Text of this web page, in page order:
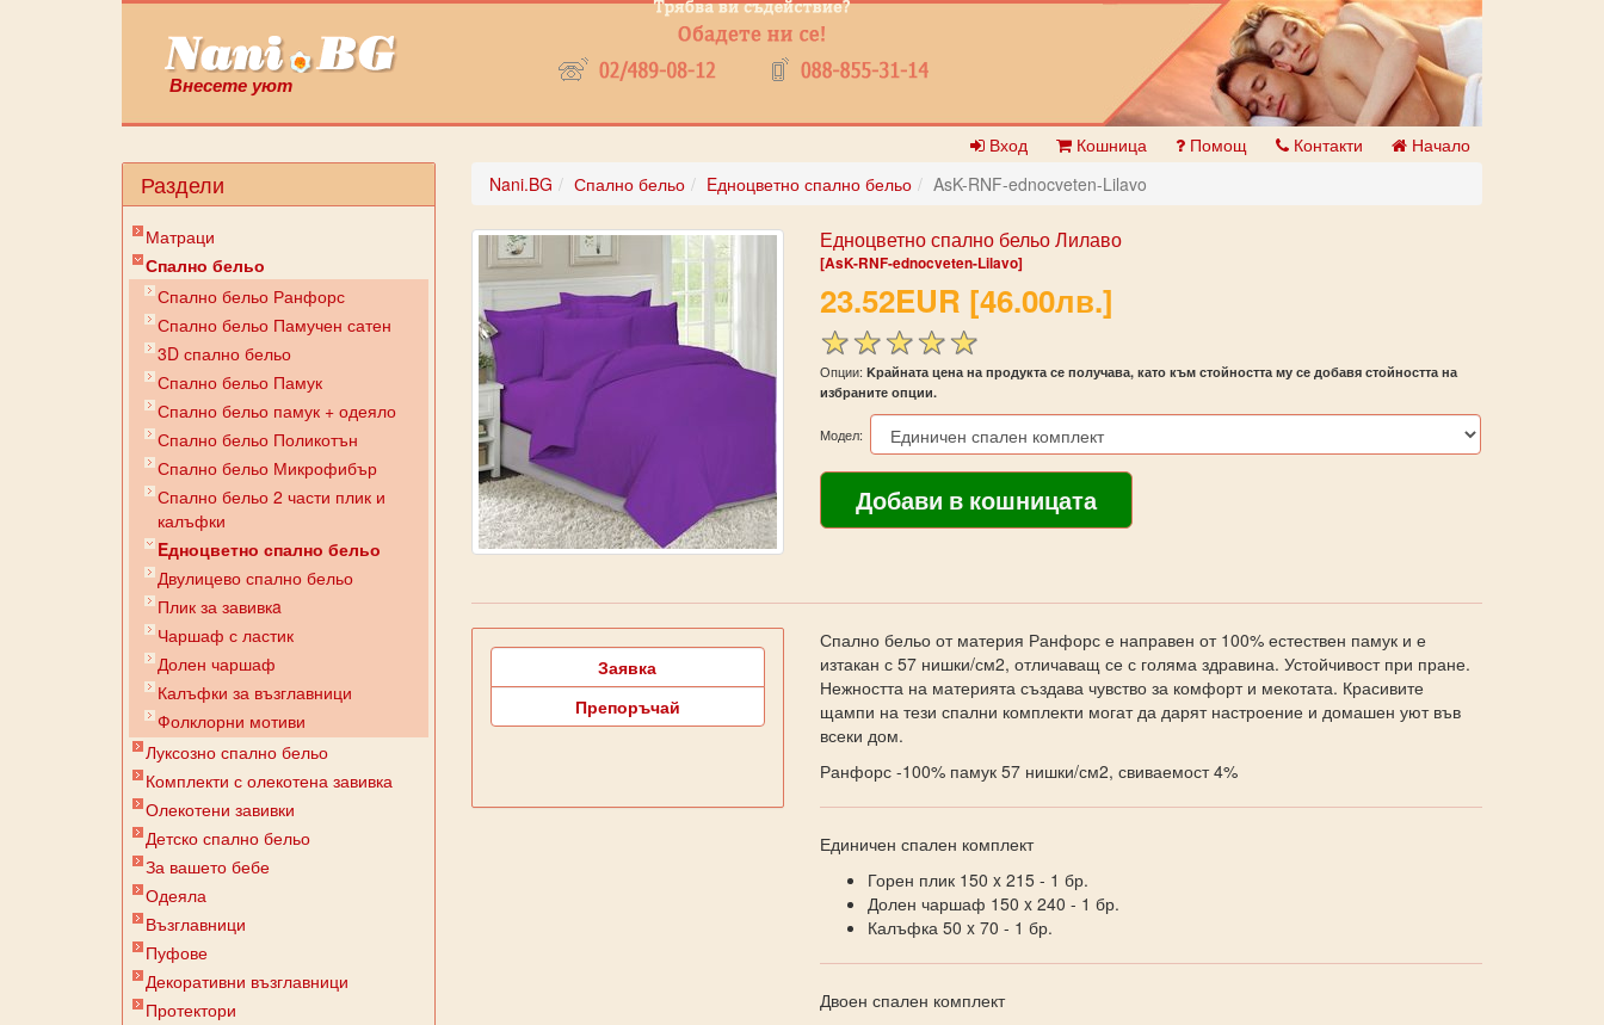
Внесете уют
Вход Кошница Помощ Контакти Начало
Раздели
Матраци
Спално бельо
Спално бельо Ранфорс
Спално бельо Памучен сатен
3D спално бельо
Спално бельо Памук
Спално бельо памук + одеяло
Спално бельо Поликотън
Спално бельо Микрофибър
Спално бельо 2 части плик и
калъфки
Eдноцветно спално бельо
Двулицево спално бельо
Плик за завивкa
Чаршаф с ластик
Долен чаршаф
Калъфки за възглавници
Фолклорни мотиви
Луксозно спално бельо
Комплекти с олекотена завивка
Олекотени завивки
Детско спално бельо
За вашето бебе
Одеяла
Възглавници
Пуфове
Декоративни възглавници
Протектори
Nani.BG Спално бельо Eдноцветно спално бельо AsK-RNF-ednocveten-Lilavo
Едноцветно спално бельо Лилаво
[AsK-RNF-ednocveten-Lilavo]
23.52EUR [46.00лв.]
Опции: Kрайната цена на продукта се получава, като към стойността му се добавя стойността на
избраните опции.
Модел:
Заявка
Препоръчай
Спално бельо от материя Ранфорс е направен от 100% естествен памук и е
изтакан с 57 нишки/см2, отличаващ се с голяма здравина. Устойчивост при пране.
Нежността на материята създава чувство за комфорт и мекотата. Красивите
щампи на тези спални комплекти могат да дарят настроение и домашен уют във
всеки дом.
Ранфорс -100% памук 57 нишки/см2, свиваемост 4%
Единичен спален комплект
Горен плик 150 x 215 - 1 бр.
Долен чаршаф 150 x 240 - 1 бр.
Калъфка 50 x 70 - 1 бр.
Двоен спален комплект